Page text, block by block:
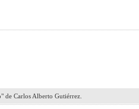
de Carlos Alberto Gutiérrez.